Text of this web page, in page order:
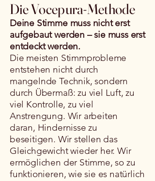
Die Vocepura-Methode
Deine Stimme muss nicht erst
aufgebaut werden – sie muss erst
entdeckt werden.
Die meisten Stimmprobleme
entstehen nicht durch
mangelnde Technik, sondern
durch Übermaß: zu viel Luft, zu
viel Kontrolle, zu viel
Anstrengung. Wir arbeiten
daran, Hindernisse zu
beseitigen. Wir stellen das
Gleichgewicht wieder her. Wir
ermöglichen der Stimme, so zu
funktionieren, wie sie es natürlich